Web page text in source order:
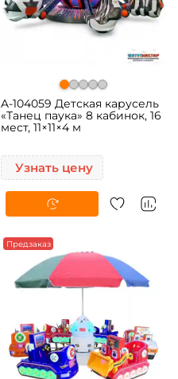
A-104059 Детская карусель
«Танец паука» 8 кабинок, 16
мест, 11×11×4 м
Узнать цену
Предзаказ